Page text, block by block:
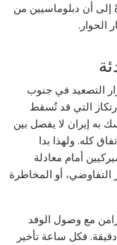
إلى أن دبلوماسيين من
الحوار.
التصعيد في جنوب
التي قد تُسقط
به إيران لا يفصل بين
كله. ولهذا بدا
أمام معادلة
التفاوضي، أو المخاطرة
مع وصول الوفد
فكل ساعة تأخير